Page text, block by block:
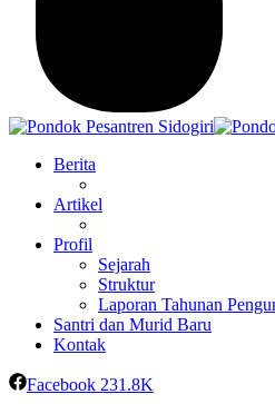
Berita
Artikel
Profil
Sejarah
Struktur
Laporan Tahunan
Santri dan Murid Baru
Kontak
Facebook 231.8K